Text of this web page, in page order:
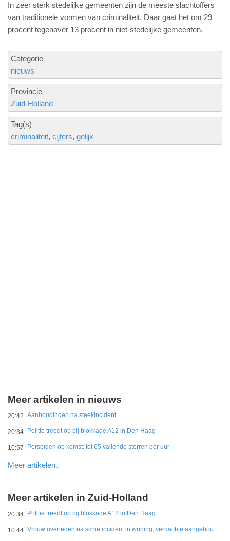
In zeer sterk stedelijke gemeenten zijn de meeste slachtoffers
van traditionele vormen van criminaliteit. Daar gaat het om 29
procent tegenover 13 procent in niet-stedelijke gemeenten.
Categorie
nieuws
Provincie
Zuid-Holland
Tag(s)
criminaliteit cijfers gelijk
Meer artikelen in nieuws
20:42 Aanhoudingen na steekincident
20:34 Politie treedt op bij blokkade A12 in Den Haag
10:57 Perseïden op komst: tot 65 vallende sterren per uur
Meer artikelen..
Meer artikelen in Zuid-Holland
20:34 Politie treedt op bij blokkade A12 in Den Haag
10:44 Vrouw overleden na schietincident in woning, verdachte aangehouden